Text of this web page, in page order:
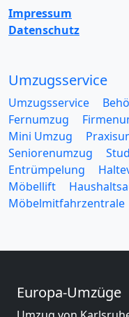
Impressum
Datenschutz
Umzugsservice
Umzugsservice
Fernumzug
Mini Umzug
Seniorenumzug
Entrümpelung
Möbellift
Möbelmitfahrzentrale
Europa-Umzüge